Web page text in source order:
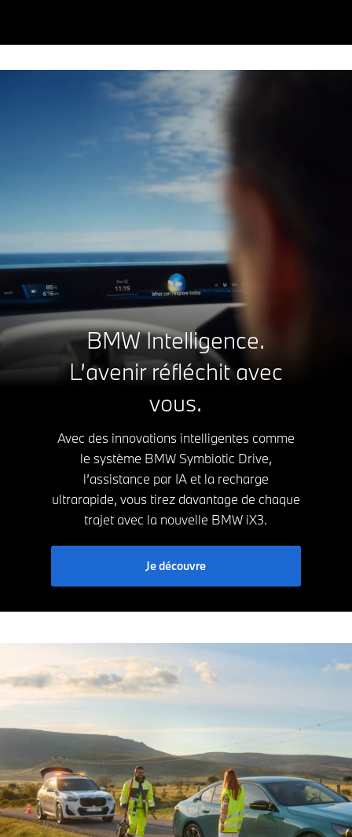
BMW Intelligence.
L’avenir réfléchit avec
vous.
Avec des innovations intelligentes comme
le système BMW Symbiotic Drive,
l’assistance par IA et la recharge
ultrarapide, vous tirez davantage de chaque
trajet avec la nouvelle BMW iX3.
Je découvre